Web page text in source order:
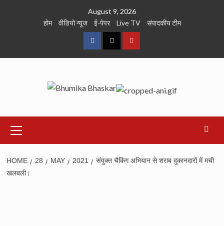
August 9, 2026
होम
वीडियो न्यूज ई-पेपर Live TV संपादकीय टीम
FacebookTwitterYoutube
Menu
HOME 28 MAY 2021
संयुक्त चैकिंग अभियान से शराब दुकानदारों में मची
खलबली।